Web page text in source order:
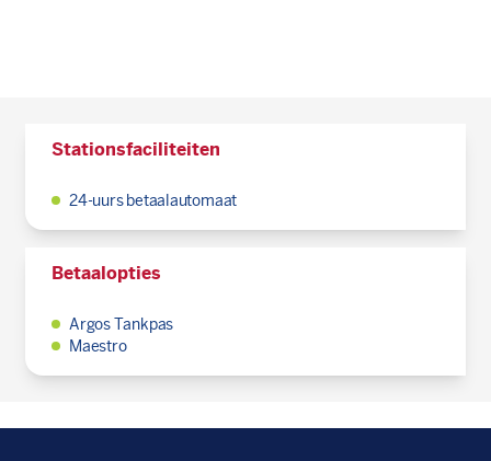
Stationsfaciliteiten
24-uurs betaalautomaat
Betaalopties
Argos Tankpas
Maestro